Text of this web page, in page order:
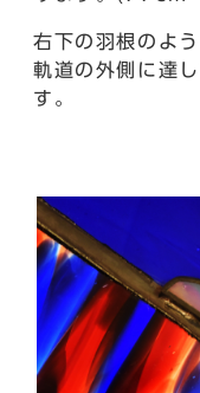
右下の羽根のよ
軌道の外側に達
す。